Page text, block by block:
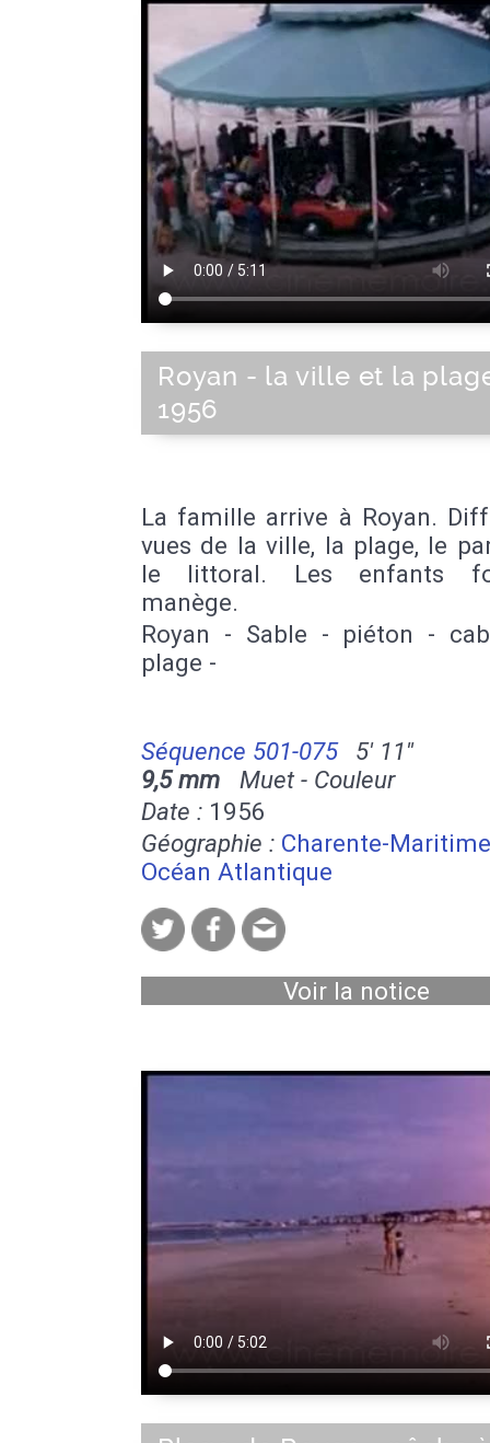
Royan - la ville et la
1956
La famille arrive à Royan.
vues de la ville, la plage, le
le littoral. Les enfants
manège.
Royan - Sable - piéton -
plage -
Séquence 501-075
5' 11''
9,5 mm Muet - Couleur
Date : 1956
Géographie : Charente-
Océan Atlantique
Voir la notice